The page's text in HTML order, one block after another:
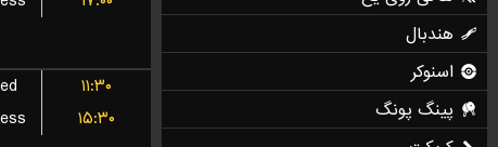
۱۱:۳۰
۱۵:۳۰